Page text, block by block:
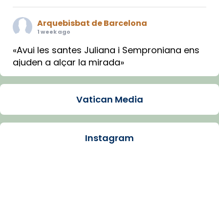
Arquebisbat de Barcelona
1 week ago
«Avui les santes Juliana i Semproniana ens
ajuden a alçar la mirada»
Mons. Sergi Gordo, bisbe de Tortosa, ha
Santes de Mataró.
🔗tinyurl.com/cvu5jmbk
Vatican Media
Instagram